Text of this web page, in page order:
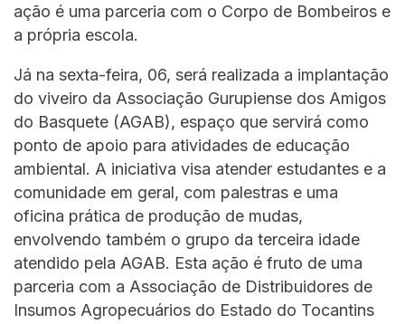
ação é uma parceria com o Corpo de Bombeiros e
a própria escola.
Já na sexta-feira, 06, será realizada a implantação
do viveiro da Associação Gurupiense dos Amigos
do Basquete (AGAB), espaço que servirá como
ponto de apoio para atividades de educação
ambiental. A iniciativa visa atender estudantes e a
comunidade em geral, com palestras e uma
oficina prática de produção de mudas,
envolvendo também o grupo da terceira idade
atendido pela AGAB. Esta ação é fruto de uma
parceria com a Associação de Distribuidores de
Insumos Agropecuários do Estado do Tocantins